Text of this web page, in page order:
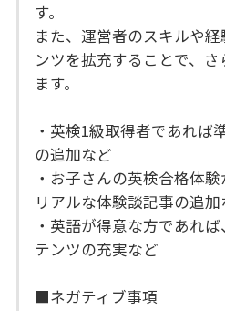
す。
また、運営者のスキルや
ンツを拡充することで、
ます。
・英検1級取得者であれば
の追加など
・お子さんの英検合格体験
リアルな体験談記事の追加
・英語が得意な方であれ
テンツの充実など
■ネガティブ事項